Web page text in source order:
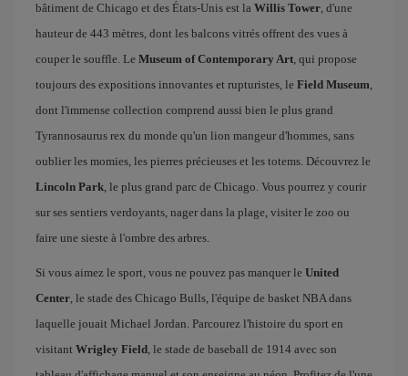
bâtiment de Chicago et des États-Unis est la Willis Tower, d'une
hauteur de 443 mètres, dont les balcons vitrés offrent des vues à
couper le souffle. Le Museum of Contemporary Art, qui propose
toujours des expositions innovantes et rupturistes, le Field Museum,
dont l'immense collection comprend aussi bien le plus grand
Tyrannosaurus rex du monde qu'un lion mangeur d'hommes, sans
oublier les momies, les pierres précieuses et les totems. Découvrez le
Lincoln Park, le plus grand parc de Chicago. Vous pourrez y courir
sur ses sentiers verdoyants, nager dans la plage, visiter le zoo ou
faire une sieste à l'ombre des arbres.
Si vous aimez le sport, vous ne pouvez pas manquer le United
Center, le stade des Chicago Bulls, l'équipe de basket NBA dans
laquelle jouait Michael Jordan. Parcourez l'histoire du sport en
visitant Wrigley Field, le stade de baseball de 1914 avec son